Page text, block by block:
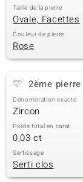
Taille de la pierre
Ovale, Facettes
Couleur de pierre
Rose
2ème pierre
Dénomination exacte
Zircon
Poids total en carat
0,03 ct
Sertissage
Serti clos